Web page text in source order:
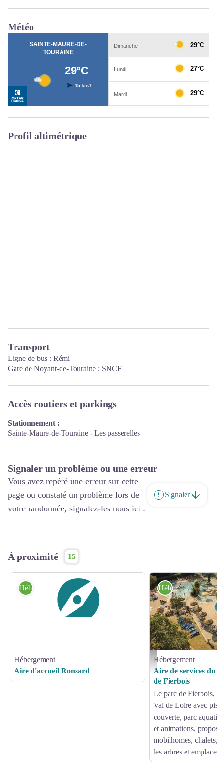
Météo
Profil altimétrique
Transport
Ligne de bus : Rémi
Gare de Noyant-de-Touraine : SNCF
Accès routiers et parkings
Stationnement :
Sainte-Maure-de-Touraine - Les passerelles
Signaler un problème ou une erreur
Vous avez repéré une erreur sur cette
page ou constaté un problème lors de
votre randonnée, signalez-les nous ici :
Signaler
À proximité 15
Hébergement
Hébergement
Aire d'accueil Ronsard
camping du Parc de
Hébergement
Hébergement
Aire de services
de Fierbois
Le parc de Fierbois,
Val de Loire avec
couverte, parc
et animations,
mobilhomes,
les arbres et